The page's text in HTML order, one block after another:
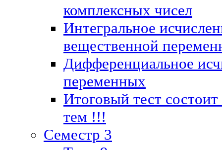
комплексных чисел
Интегральное
вещественной
Дифференциальное
переменных
Итоговый тест
тем !!!
Семестр 3